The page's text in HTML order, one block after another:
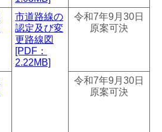
市道路線の
認定及び変
更路線図
[PDF：
2.22MB]
令和7年9月30日
原案可決
令和7年9月30日
原案可決